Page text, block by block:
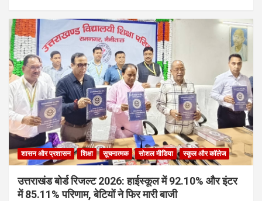
शासन और प्रशासन शिक्षा सूचनात्मक सोशल मीडिया स्कूल और कॉलेज
उत्तराखंड बोर्ड रिजल्ट 2026: हाईस्कूल में 92.10% और इंटर
में 85.11% परिणाम, बेटियों ने फिर मारी बाजी